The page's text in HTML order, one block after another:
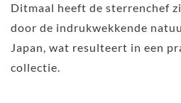
Ditmaal heeft de sterrenchef
door de indrukwekkende
Japan, wat resulteert in een
collectie.